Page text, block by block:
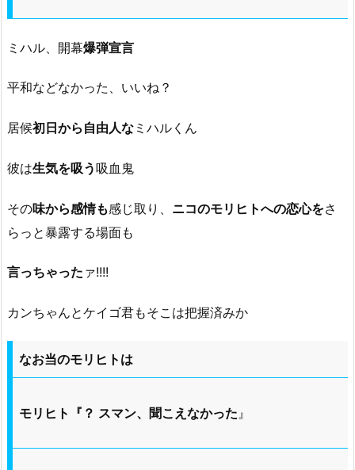
ミハル、開幕爆弾宣言
平和などなかった、いいね？
居候初日から自由人な ミハルくん
彼は生気を吸う吸血鬼
その味から感情も感じ取り、 ニコのモリヒトへの恋心をさ
らっと暴露する場面も
言っちゃった ァ!!!!
カンちゃんとケイゴ君もそこは把握済みか
なお当のモリヒトは
モリヒト『？ スマン、聞こえなかった 』